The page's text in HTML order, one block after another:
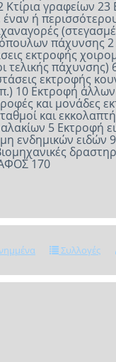
170
Συλλογές